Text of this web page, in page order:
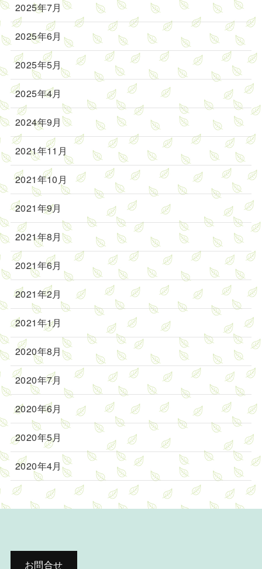
2025年7月
2025年6月
2025年5月
2025年4月
2024年9月
2021年11月
2021年10月
2021年9月
2021年8月
2021年6月
2021年2月
2021年1月
2020年8月
2020年7月
2020年6月
2020年5月
2020年4月
お問合せ